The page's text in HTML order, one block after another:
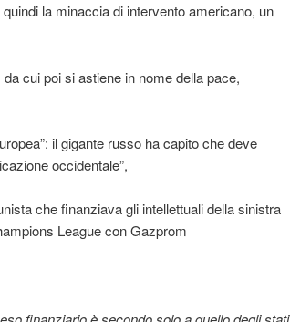
la minaccia di intervento americano, un
cui poi si astiene in nome della pace,
il gigante russo ha capito che deve
occidentale”,
che finanziava gli intellettuali della sinistra
League con Gazprom